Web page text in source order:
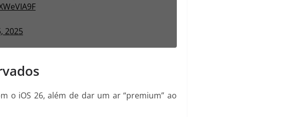
2025
o iOS 26, além de dar um ar “premium” ao